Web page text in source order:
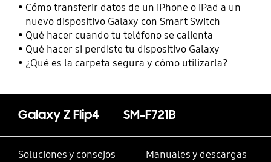
Cómo transferir datos de un iPhone o iPad a un
nuevo dispositivo Galaxy con Smart Switch
Qué hacer cuando tu teléfono se calienta
Qué hacer si perdiste tu dispositivo Galaxy
¿Qué es la carpeta segura y cómo utilizarla?
Galaxy Z Flip4 SM-F721B
Soluciones y consejos Manuales y descargas